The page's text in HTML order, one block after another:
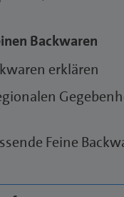
Backwaren
erklären
Feine